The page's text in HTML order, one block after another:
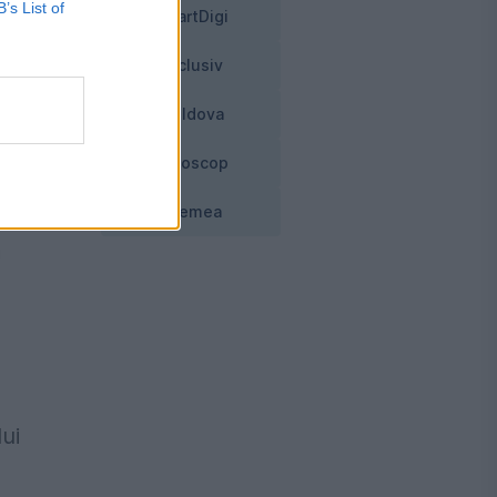
List of
SmartDigi
Exclusiv
Moldova
Horoscop
Vremea